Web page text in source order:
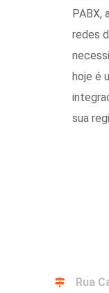
PABX,
redes
hoje é
sua
Rua